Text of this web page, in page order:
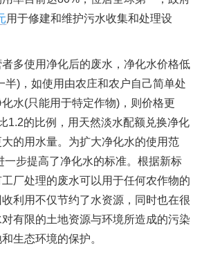
用于修建和维护污水收集和处理设
多使用净化后的废水，净化水价格低
半)，如使用由农庄和农户自己简单处
水(只能用于特定作物)，则价格更
1.2的比例，用天然淡水配额兑换净化
的用水量。为扩大净化水的使用范
一步提高了净化水的标准。根据新标
厂处理的废水可以用于任何农作物的
利用不仅节约了水资源，同时也在很
有限的土地资源与环境所造成的污染
生态环境的保护。